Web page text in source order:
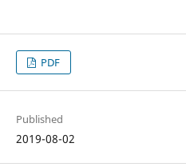
PDF
Published
2019-08-02